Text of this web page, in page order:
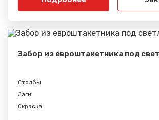
Забор из евроштакетника под
Столбы
Лаги
Окраска